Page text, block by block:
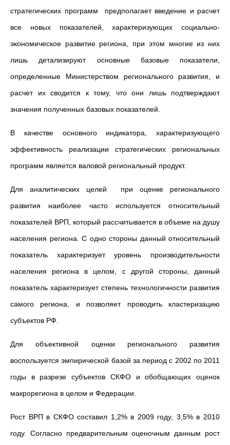
стратегических программ предполагает введение и расчет
все новых показателей, характеризующих социально-
экономическое развитие региона, при этом многие из них
лишь детализируют основные базовые показатели,
определенные Министерством регионального развития, и
расчет их сводится к тому, что они лишь подтверждают
значения полученных базовых показателей.
В качестве основного индикатора, характеризующего
эффективность реализации стратегических региональных
программ является валовой региональный продукт.
Для аналитических целей при оценке регионального
развития наиболее часто используется относительный
показателей ВРП, который рассчитывается в объеме на душу
населения региона. С одно стороны данный относительный
показатель характеризует уровень производительности
населения региона в целом, с другой стороны, данный
показатель характеризует степень технологичности развития
самого региона, и позволяет проводить кластеризацию
субъектов РФ.
Для объективной оценки регионального развития
воспользуется эмпирической базой за период с 2002 по 2011
годы в разрезе субъектов СКФО и обобщающих оценок
макрорегиона в целом и Федерации.
Рост ВРП в СКФО составил 1,2% в 2009 году, 3,5% в 2010
году. Согласно предварительным оценочным данным рост